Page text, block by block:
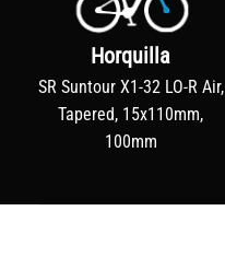
Horquilla
SR Suntour X1-32 LO-R Air,
Tapered, 15x110mm,
100mm